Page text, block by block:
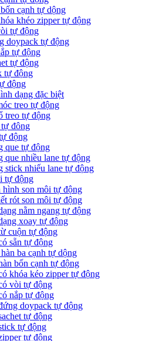
cạnh tự dộng
khéo zipper tự động
tự động
doypack tự động
tự động
tự động
tự động
động
dạng đặc biệt
treo tự động
treo tự động
đông
động
que tự động
que nhiều lane tự động
stick nhiếu lane tự động
tự động
son môi tự động
rót son môi tự động
nằm ngang tự động
xoay tự động
cuộn tự động
sẵn tự động
ba cạnh tự dộng
bốn cạnh tự động
khóa kéo zipper tự động
vòi tự động
nắp tự động
doypack tự động
tự động
tự động
tự động